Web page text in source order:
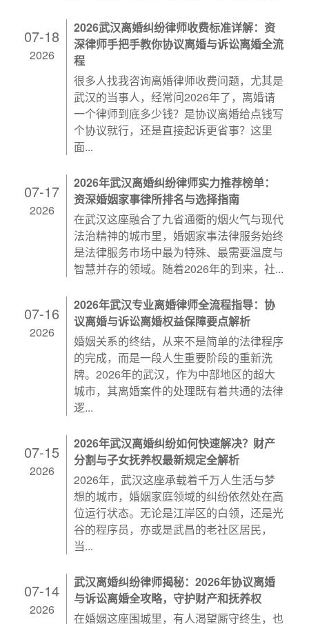
07-18
2026
2026武汉离婚纠纷律师收费标准详解：资
深律师手把手教你协议离婚与诉讼离婚全流
程
很多人找我咨询离婚律师收费问题，尤其是
武汉的当事人，经常问2026年了，离婚请
一个律师到底多少钱？是协议离婚给点钱写
个协议就行，还是直接起诉更省事？这里
面...
07-17
2026
2026年武汉离婚纠纷律师实力推荐榜单：
资深婚姻家事律所排名与选择指南
在武汉这座融合了九省通衢的烟火气与现代
法治精神的城市里，婚姻家事法律服务始终
是法律服务市场中最为特殊、最需要温度与
智慧并存的领域。随着2026年的到来，社...
07-16
2026
2026年武汉专业离婚律师全流程指导：协
议离婚与诉讼离婚权益保障要点解析
婚姻关系的终结，从来不是简单的法律程序
的完成，而是一段人生重要阶段的重新洗
牌。2026年的武汉，作为中部地区的超大
城市，其离婚案件的处理既有着共通的法律
逻...
07-15
2026
2026年武汉离婚纠纷如何快速解决？财产
分割与子女抚养权最新规定全解析
2026年，武汉这座承载着千万人生活与梦
想的城市，婚姻家庭领域的纠纷依然处在高
位运行状态。无论是江岸区的白领，还是光
谷的程序员，亦或是武昌的老社区居民，
当...
07-14
2026
武汉离婚纠纷律师揭秘：2026年协议离婚
与诉讼离婚全攻略，守护财产和抚养权
在婚姻这座围城里，有人渴望厮守终生，也